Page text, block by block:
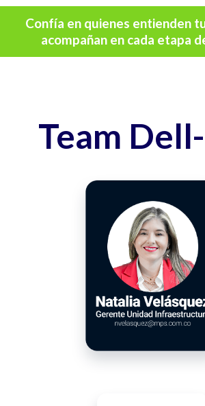
Confía en quienes entienden
acompañan en cada etapa
Team